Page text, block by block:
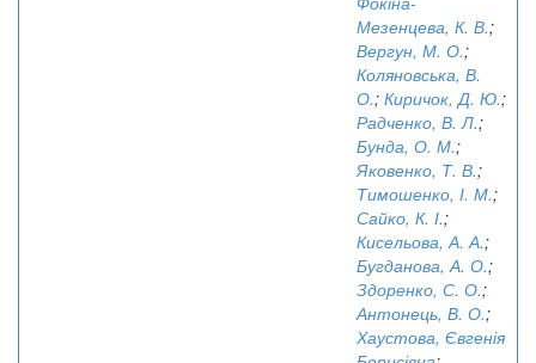
Мезенцева, К. В.;
Вергун, М. О.;
Коляновська, В.
О.; Киричок, Д. Ю.;
Радченко, В. Л.;
Бунда, О. М.;
Яковенко, Т. В.;
Тимошенко, І. М.;
Сайко, К. І.;
Кисельова, А. А.;
Бугданова, А. О.;
Здоренко, С. О.;
Антонець, В. О.;
Хаустова, Євгенія